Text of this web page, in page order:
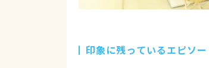
印象に残っているエピソ